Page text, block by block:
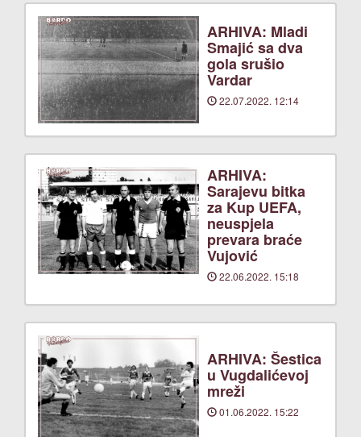
ARHIVA: Mladi
Smajić sa dva
gola srušio
Vardar
22.07.2022. 12:14
ARHIVA:
Sarajevu bitka
za Kup UEFA,
neuspjela
prevara braće
Vujović
22.06.2022. 15:18
ARHIVA: Šestica
u Vugdalićevoj
mreži
01.06.2022. 15:22